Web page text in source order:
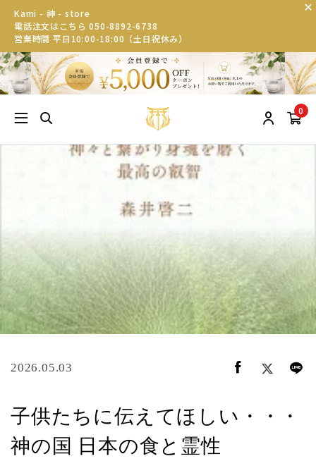
Kami - 神 - store
電話注文はこちら 050-8892-6738
営業時間 平日10:00-18:00（土日祝休み）
0
2026.05.03
子供たちに伝えてほしい・・・
神の国 日本の食と霊性